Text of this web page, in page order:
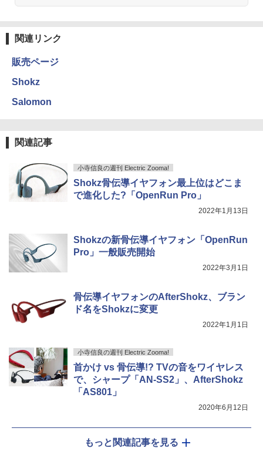
関連リンク
販売ページ
Shokz
Salomon
関連記事
小寺信良の週刊 Electric Zooma!
Shokz骨伝導イヤフォン最上位はどこま
で進化した?「OpenRun Pro」
2022年1月13日
Shokzの新骨伝導イヤフォン「OpenRun
Pro」一般販売開始
2022年3月1日
骨伝導イヤフォンのAfterShokz、ブラン
ド名をShokzに変更
2022年1月1日
小寺信良の週刊 Electric Zooma!
首かけ vs 骨伝導!? TVの音をワイヤレス
で、シャープ「AN-SS2」、AfterShokz
「AS801」
2020年6月12日
もっと関連記事を見る